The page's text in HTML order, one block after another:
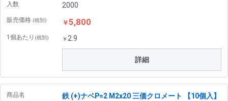
入数 2000
販売価格 (税別) ￥5,800
1個あたり (税別) ￥2.9
詳細
商品名 鉄 (+)ナベP=2 M2x20 三価クロメート 【10個入】